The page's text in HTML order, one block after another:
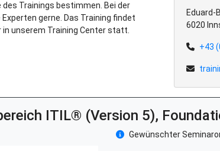
Trainings bestimmen. Bei der
gerne. Das Training findet
unserem Training Center statt.
Eduard-
6020
+43
ITIL® (Version 5),
Gewünschter